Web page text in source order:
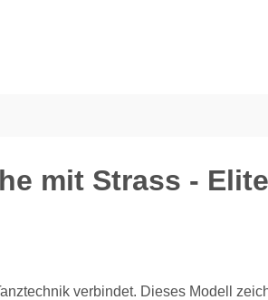
mit Strass - Elite
verbindet. Dieses Modell